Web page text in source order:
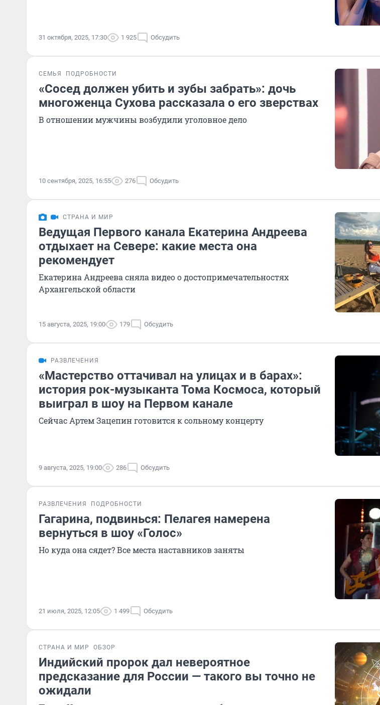
31 октября, 2025, 17:30 1 925 Обсудить
СЕМЬЯ ПОДРОБНОСТИ
«Сосед должен убить и зубы забрать»: дочь
многоженца Сухова рассказала о его зверствах
В отношении мужчины возбудили уголовное дело
10 сентября, 2025, 16:55 276 Обсудить
СТРАНА И МИР
Ведущая Первого канала Екатерина Андреева
отдыхает на Севере: какие места она
рекомендует
Екатерина Андреева сняла видео о достопримечательностях
Архангельской области
15 августа, 2025, 19:00 179 Обсудить
РАЗВЛЕЧЕНИЯ
«Мастерство оттачивал на улицах и в барах»:
история рок-музыканта Тома Космоса, который
выиграл в шоу на Первом канале
Сейчас Артем Зацепин готовится к сольному концерту
9 августа, 2025, 19:00 286 Обсудить
РАЗВЛЕЧЕНИЯ ПОДРОБНОСТИ
Гагарина, подвинься: Пелагея намерена
вернуться в шоу «Голос»
Но куда она сядет? Все места наставников заняты
21 июля, 2025, 12:05 1 499 Обсудить
СТРАНА И МИР ОБЗОР
Индийский пророк дал невероятное
предсказание для России — такого вы точно не
ожидали